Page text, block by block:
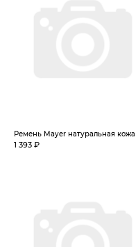
Ремень Mayer натуральная кожа
1 393 ₽